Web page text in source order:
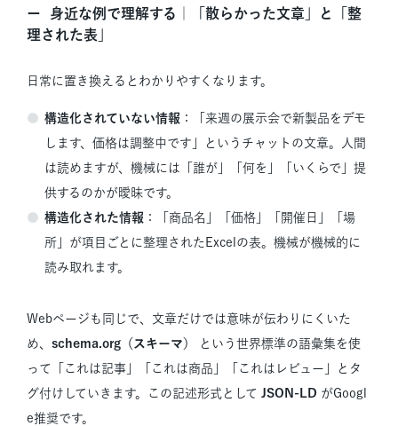
身近な例で理解する｜「散らかった文章」と「整
理された表」
日常に置き換えるとわかりやすくなります。
構造化されていない情報 ：「来週の展示会で新製品をデモ
します、価格は調整中です」というチャットの文章。人間
は読めますが、機械には「誰が」「何を」「いくらで」提
供するのかが曖昧です。
構造化された情報 ：「商品名」「価格」「開催日」「場
所」が項目ごとに整理されたExcelの表。機械が機械的に
読み取れます。
Webページも同じで、文章だけでは意味が伝わりにくいた
め、 schema.org（スキーマ）
という世界標準の語彙集を使
って「これは記事」「これは商品」「これはレビュー」とタ
グ付けしていきます。この記述形式として JSON-LD がGoogl
e推奨です。